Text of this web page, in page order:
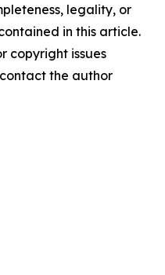
legality, or
in this article.
copyright issues
the author